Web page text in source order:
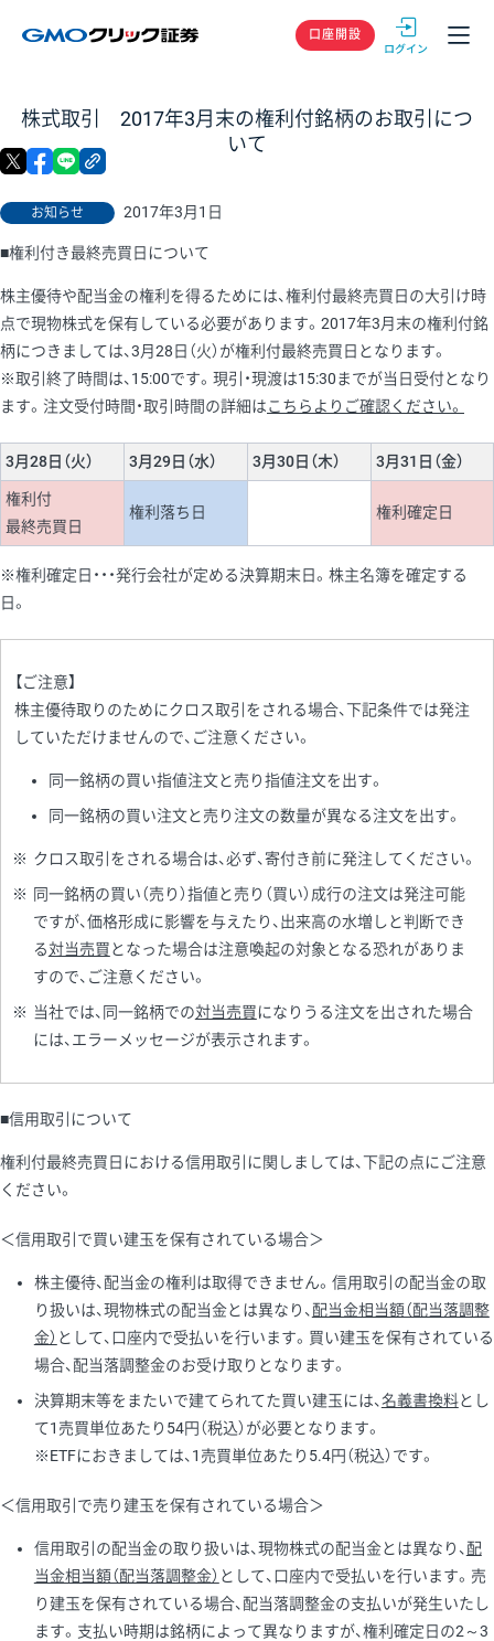
GMOクリック
口座開設
株式取引 2017年3月末の権利付銘柄のお取引につ
いて
お知らせ 2017年3月1日
X facebook
■権利付き最終売買日について
株主優待や配当金の権利を得るためには、権利付最終売買日の大引け時
点で現物株式を保有している必要があります。2017年3月末の権利付銘
柄につきましては、3月28日（火）が権利付最終売買日となります。
※取引終了時間は、15:00です。現引・現渡は15:30までが当日受付となり
ます。注文受付時間・取引時間の詳細はこちらよりご確認ください。
3月28日（火） 3月29日（水） 3月30日（木） 3月31日（金）
権利付
最終売買日
権利落ち日 権利確定日
※権利確定日・・・発行会社が定める決算期末日。株主名簿を確定する
日。
【ご注意】
株主優待取りのためにクロス取引をされる場合、下記条件では発注
していただけませんので、ご注意ください。
同一銘柄の買い指値注文と売り指値注文を出す。
同一銘柄の買い注文と売り注文の数量が異なる注文を出す。
※ クロス取引をされる場合は、必ず、寄付き前に発注してください。
※ 同一銘柄の買い（売り）指値と売り（買い）成行の注文は発注可能
ですが、価格形成に影響を与えたり、出来高の水増しと判断でき
る対当売買となった場合は注意喚起の対象となる恐れがありま
すので、ご注意ください。
※ 当社では、同一銘柄での対当売買になりうる注文を出された場合
には、エラーメッセージが表示されます。
■信用取引について
権利付最終売買日における信用取引に関しましては、下記の点にご注意
ください。
＜信用取引で買い建玉を保有されている場合＞
株主優待、配当金の権利は取得できません。信用取引の配当金の取
り扱いは、現物株式の配当金とは異なり、 配当金相当額（配当落調整
金） として、口座内で受払いを行います。買い建玉を保有されている
場合、配当落調整金のお受け取りとなります。
決算期末等をまたいで建てられてた買い建玉には、名義書換料とし
て1売買単位あたり54円（税込）が必要となります。
※ETFにおきましては、1売買単位あたり5.4円（税込）です。
＜信用取引で売り建玉を保有されている場合＞
信用取引の配当金の取り扱いは、現物株式の配当金とは異なり、 配
当金相当額（配当落調整金） として、口座内で受払いを行います。売
り建玉を保有されている場合、配当落調整金の支払いが発生いたし
ます。支払い時期は銘柄によって異なりますが、権利確定日の2～3